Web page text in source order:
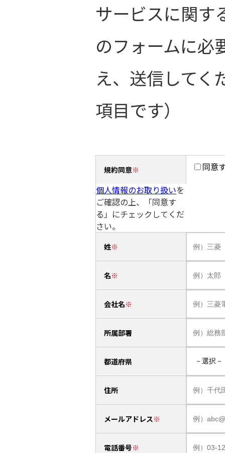
サービスに関す
のフォームに必
え、送信して
項目です）
規約同意
同意
個人情報のお取り扱いを
ご確認の上、「同意す
る」にチェックしてくだ
さい。
姓
名
会社名
所属部署
都道府県
住所
メールアドレス
電話番号